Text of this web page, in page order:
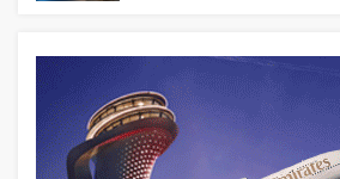
Trump’ı taşıyan
uçağına fazla yaklaştı
14 saat önce